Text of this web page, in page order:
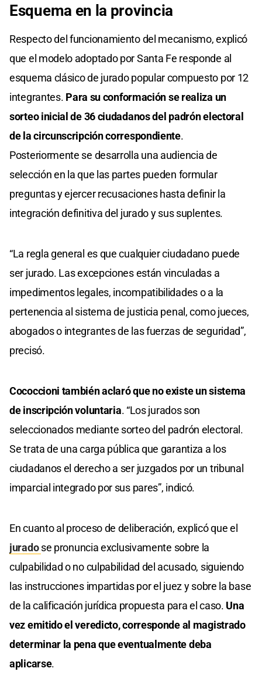
Esquema en la provincia
Respecto del funcionamiento del mecanismo, explicó
que el modelo adoptado por Santa Fe responde al
esquema clásico de jurado popular compuesto por 12
integrantes. Para su conformación se realiza un
sorteo inicial de 36 ciudadanos del padrón electoral
de la circunscripción correspondiente.
Posteriormente se desarrolla una audiencia de
selección en la que las partes pueden formular
preguntas y ejercer recusaciones hasta definir la
integración definitiva del jurado y sus suplentes.
“La regla general es que cualquier ciudadano puede
ser jurado. Las excepciones están vinculadas a
impedimentos legales, incompatibilidades o a la
pertenencia al sistema de justicia penal, como jueces,
abogados o integrantes de las fuerzas de seguridad”,
precisó.
Cococcioni también aclaró que no existe un sistema
de inscripción voluntaria. “Los jurados son
seleccionados mediante sorteo del padrón electoral.
Se trata de una carga pública que garantiza a los
ciudadanos el derecho a ser juzgados por un tribunal
imparcial integrado por sus pares”, indicó.
En cuanto al proceso de deliberación, explicó que el
juradose pronuncia exclusivamente sobre la
culpabilidad o no culpabilidad del acusado, siguiendo
las instrucciones impartidas por el juez y sobre la base
de la calificación jurídica propuesta para el caso. Una
vez emitido el veredicto, corresponde al magistrado
determinar la pena que eventualmente deba
aplicarse.